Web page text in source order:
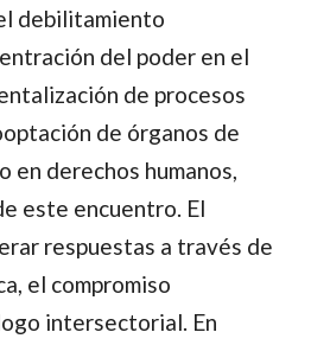
debilitamiento
del poder en el
de procesos
de órganos de
derechos humanos,
este encuentro. El
respuestas a través de
el compromiso
intersectorial. En